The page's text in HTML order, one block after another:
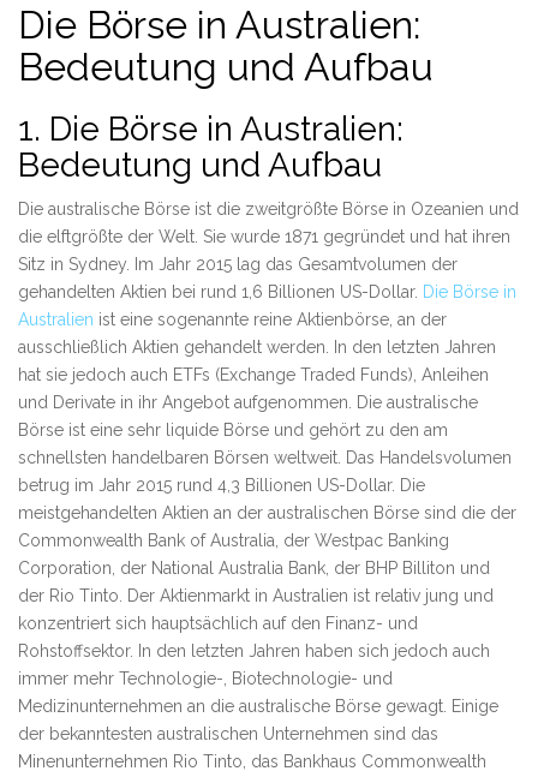
Die Börse in Australien:
Bedeutung und Aufbau
1. Die Börse in Australien:
Bedeutung und Aufbau
Die australische Börse ist die zweitgrößte Börse in Ozeanien und
die elftgrößte der Welt. Sie wurde 1871 gegründet und hat ihren
Sitz in Sydney. Im Jahr 2015 lag das Gesamtvolumen der
gehandelten Aktien bei rund 1,6 Billionen US-Dollar. Die Börse in
Australien ist eine sogenannte reine Aktienbörse, an der
ausschließlich Aktien gehandelt werden. In den letzten Jahren
hat sie jedoch auch ETFs (Exchange Traded Funds), Anleihen
und Derivate in ihr Angebot aufgenommen. Die australische
Börse ist eine sehr liquide Börse und gehört zu den am
schnellsten handelbaren Börsen weltweit. Das Handelsvolumen
betrug im Jahr 2015 rund 4,3 Billionen US-Dollar. Die
meistgehandelten Aktien an der australischen Börse sind die der
Commonwealth Bank of Australia, der Westpac Banking
Corporation, der National Australia Bank, der BHP Billiton und
der Rio Tinto. Der Aktienmarkt in Australien ist relativ jung und
konzentriert sich hauptsächlich auf den Finanz- und
Rohstoffsektor. In den letzten Jahren haben sich jedoch auch
immer mehr Technologie-, Biotechnologie- und
Medizinunternehmen an die australische Börse gewagt. Einige
der bekanntesten australischen Unternehmen sind das
Minenunternehmen Rio Tinto, das Bankhaus Commonwealth